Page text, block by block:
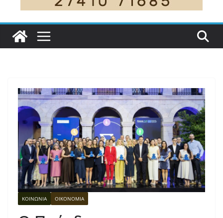
ΚΟΙΝΩΝΙΑ ΟΙΚΟΝΟΜΙΑ